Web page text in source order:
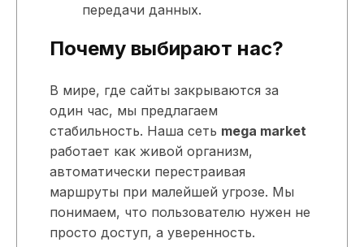
передачи данных.
Почему выбирают нас?
В мире, где сайты закрываются за
один час, мы предлагаем
стабильность. Наша сеть mega market
работает как живой организм,
автоматически перестраивая
маршруты при малейшей угрозе. Мы
понимаем, что пользователю нужен не
просто доступ, а уверенность.